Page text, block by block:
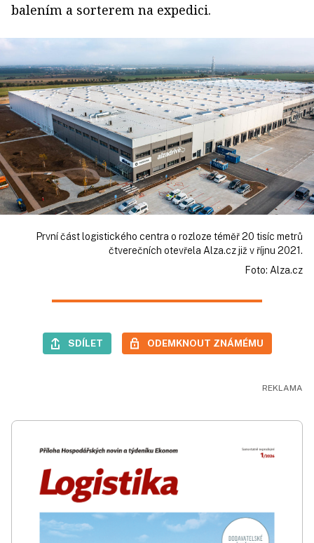
balením a sorterem na expedici.
První část logistického centra o rozloze téměř 20 tisíc metrů
čtverečních otevřela Alza.cz již v říjnu 2021.
Foto: Alza.cz
SDÍLET ODEMKNOUT ZNÁMÉMU